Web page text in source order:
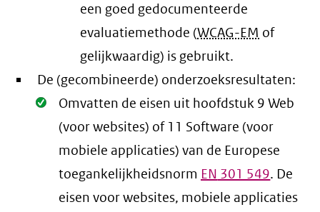
een goed gedocumenteerde
evaluatiemethode (WCAG-EM of
gelijkwaardig) is gebruikt.
De (gecombineerde) onderzoeksresultaten:
Oké.
Omvatten de eisen uit hoofdstuk 9 Web
(voor websites) of 11 Software (voor
mobiele applicaties) van de Europese
toegankelijkheidsnorm EN 301 549. De
eisen voor websites, mobiele applicaties